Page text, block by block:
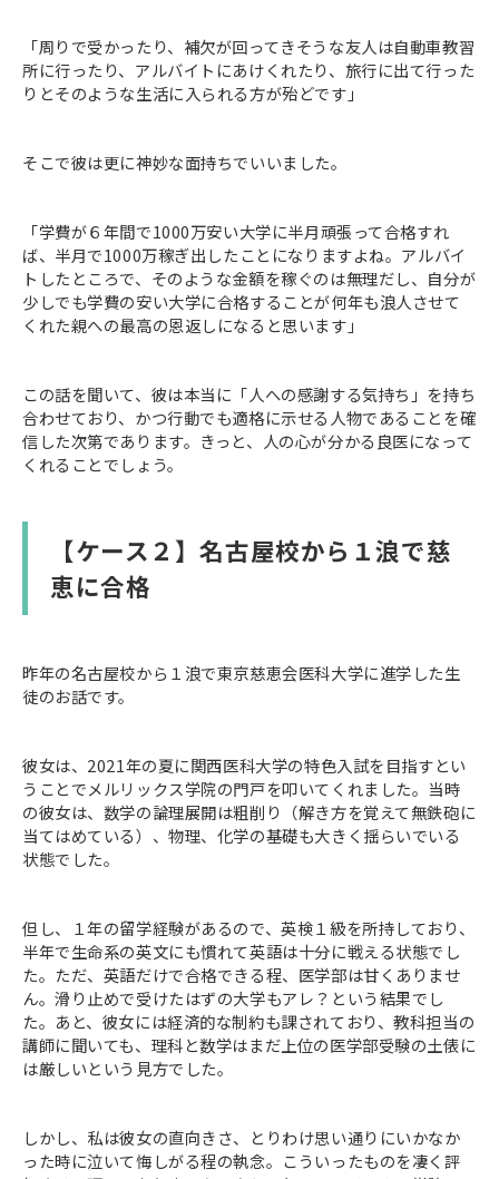
「周りで受かったり、補欠が回ってきそうな友人は自動車教習
所に行ったり、アルバイトにあけくれたり、旅行に出て行った
りとそのような生活に入られる方が殆どです」
そこで彼は更に神妙な面持ちでいいました。
「学費が６年間で1000万安い大学に半月頑張って合格すれ
ば、半月で1000万稼ぎ出したことになりますよね。アルバイ
トしたところで、そのような金額を稼ぐのは無理だし、自分が
少しでも学費の安い大学に合格することが何年も浪人させて
くれた親への最高の恩返しになると思います」
この話を聞いて、彼は本当に「人への感謝する気持ち」を持ち
合わせており、かつ行動でも適格に示せる人物であることを確
信した次第であります。きっと、人の心が分かる良医になって
くれることでしょう。
【ケース２】名古屋校から１浪で慈
恵に合格
昨年の名古屋校から１浪で東京慈恵会医科大学に進学した生
徒のお話です。
彼女は、2021年の夏に関西医科大学の特色入試を目指すとい
うことでメルリックス学院の門戸を叩いてくれました。当時
の彼女は、数学の論理展開は粗削り（解き方を覚えて無鉄砲に
当てはめている）、物理、化学の基礎も大きく揺らいでいる
状態でした。
但し、１年の留学経験があるので、英検１級を所持しており、
半年で生命系の英文にも慣れて英語は十分に戦える状態でし
た。ただ、英語だけで合格できる程、医学部は甘くありませ
ん。滑り止めで受けたはずの大学もアレ？という結果でし
た。あと、彼女には経済的な制約も課されており、教科担当の
講師に聞いても、理科と数学はまだ上位の医学部受験の土俵に
は厳しいという見方でした。
しかし、私は彼女の直向きさ、とりわけ思い通りにいかなか
った時に泣いて悔しがる程の執念。こういったものを凄く評